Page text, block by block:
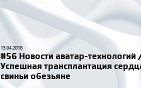
13.04.2016
#56 Новости аватар-технологий
Успешная трансплантация
свиньи обезьяне